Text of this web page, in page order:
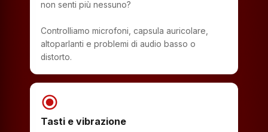
non senti più nessuno?
Controlliamo microfoni, capsula auricolare,
altoparlanti e problemi di audio basso o
distorto.
radio_button_checked
Tasti e vibrazione